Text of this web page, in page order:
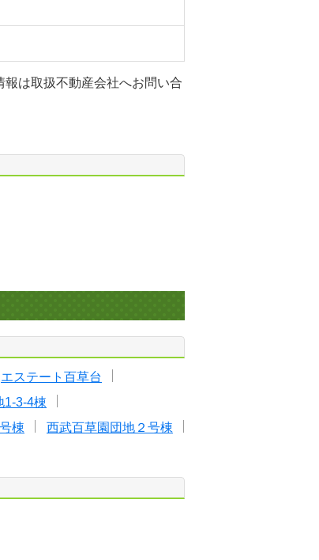
報は取扱不動産会社へお問い合
エステート百草台
1-3-4棟
棟
西武百草園団地２号棟